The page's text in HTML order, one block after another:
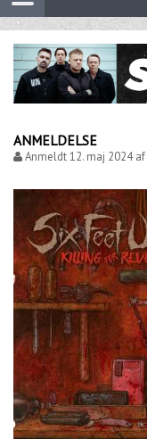
ANMELDELSE
Anmeldt12. maj 2024af